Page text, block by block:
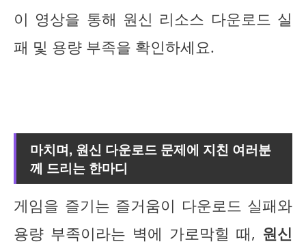
이 영상을 통해 원신 리소스 다운로드 실
패 및 용량 부족을 확인하세요.
마치며, 원신 다운로드 문제에 지친 여러분
께 드리는 한마디
게임을 즐기는 즐거움이 다운로드 실패와
용량 부족이라는 벽에 가로막힐 때, 원신